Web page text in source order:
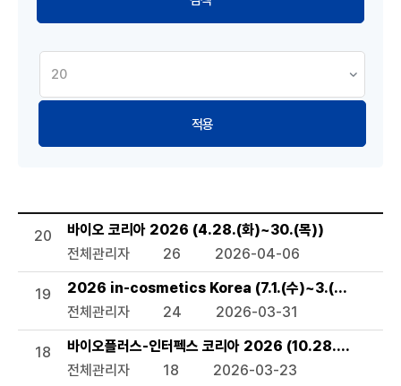
적용
세미나 및 행사 목록으로 번호, 제목, 작성자, 조회수,등록일,
20
바이오 코리아 2026 (4.28.(화)~30.(목))
전체관리자
26 2026-04-06
19
2026 in-cosmetics Korea (7.1.(수)~3.(금))
전체관리자
24 2026-03-31
18
바이오플러스-인터펙스 코리아 2026 (10.28.(수
전체관리자
18 2026-03-23